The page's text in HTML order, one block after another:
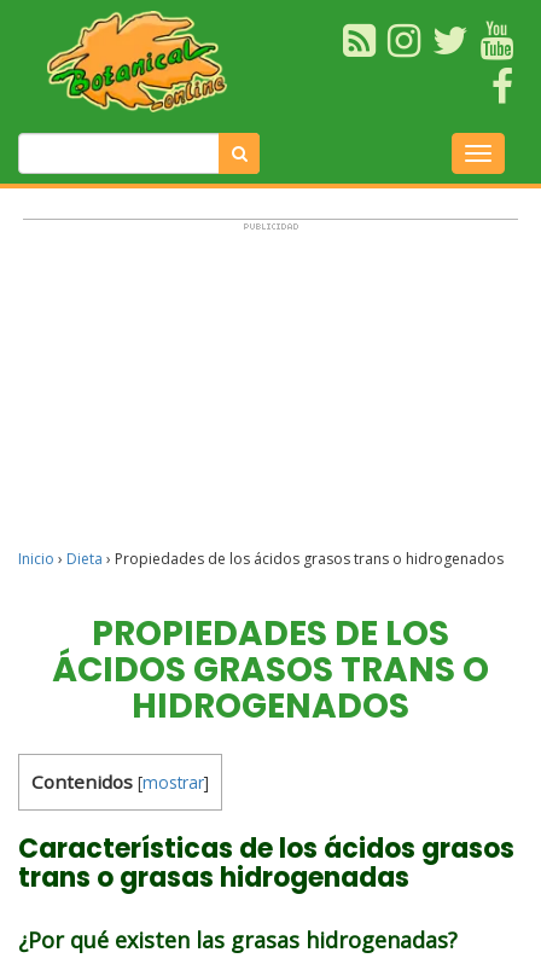
Inicio › Dieta › Propiedades de los ácidos grasos trans o hidrogenados
PROPIEDADES DE LOS
ÁCIDOS GRASOS TRANS O
HIDROGENADOS
Contenidos [mostrar]
Características de los ácidos grasos
trans o grasas hidrogenadas
¿Por qué existen las grasas hidrogenadas?